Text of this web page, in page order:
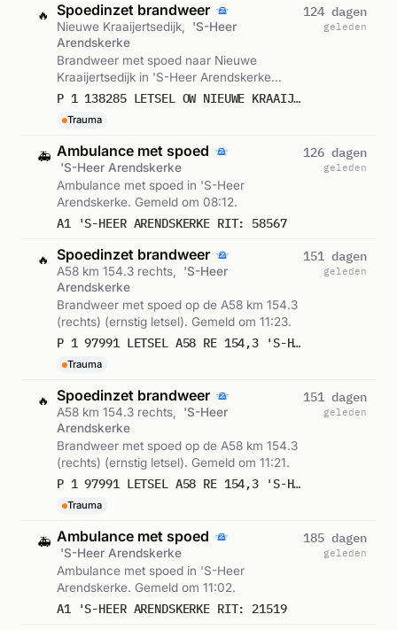
🔥 Spoedinzet brandweer
Nieuwe Kraaijertsedijk,
'S-Heer
Arendskerke
Brandweer met spoed naar Nieuwe
Kraaijertsedijk in 'S-Heer Arendskerke
(ernstig letsel). Gemeld om 16:30.
P 1 138285 LETSEL OW NIEUWE KRAAIJERTSEDIJK 58.69 'S-HEER ARENDSKERKE
Trauma
124 dagen
geleden
🚑 Ambulance met spoed
'S-Heer Arendskerke
Ambulance met spoed in 'S-Heer
Arendskerke. Gemeld om 08:12.
A1 'S-HEER ARENDSKERKE RIT: 58567
126 dagen
geleden
🔥 Spoedinzet brandweer
A58 km 154.3 rechts,
'S-Heer
Arendskerke
Brandweer met spoed op de A58 km 154.3
(rechts) (ernstig letsel). Gemeld om 11:23.
P 1 97991 LETSEL A58 RE 154,3 'S-HEER ARENDSKERKE
Trauma
151 dagen
geleden
🔥 Spoedinzet brandweer
A58 km 154.3 rechts,
'S-Heer
Arendskerke
Brandweer met spoed op de A58 km 154.3
(rechts) (ernstig letsel). Gemeld om 11:21.
P 1 97991 LETSEL A58 RE 154,3 'S-HEER ARENDSKERKE
Trauma
151 dagen
geleden
🚑 Ambulance met spoed
'S-Heer Arendskerke
Ambulance met spoed in 'S-Heer
Arendskerke. Gemeld om 11:02.
A1 'S-HEER ARENDSKERKE RIT: 21519
185 dagen
geleden